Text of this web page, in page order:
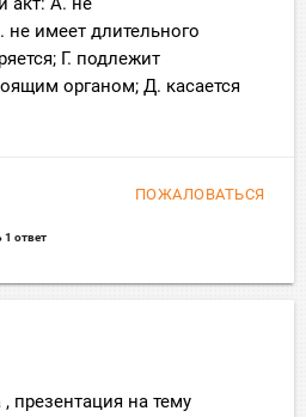
имеет длительного
Г. подлежит
органом; Д. касается
ПОЖАЛОВАТЬСЯ
1 ответ
презентация на тему